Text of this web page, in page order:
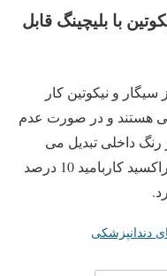
با بلیچینگ قابل
و نیکوتین کار
هستند و در صورت عدم
رنگ داخلی تبدیل می
شوند. لکه های نیکوتین را می توان با پراکسید کاربامید 10 درصد
دندانپزشکی